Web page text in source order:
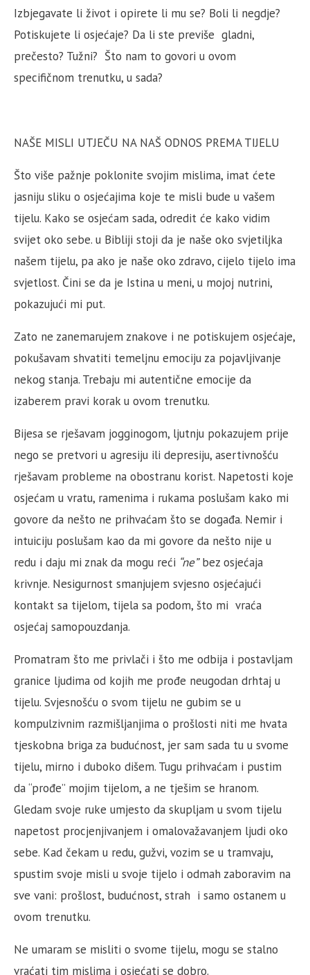
Izbjegavate li život i opirete li mu se? Boli li negdje?
Potiskujete li osjećaje? Da li ste previše gladni,
prečesto? Tužni? Što nam to govori u ovom
specifičnom trenutku, u sada?
NAŠE MISLI UTJEČU NA NAŠ ODNOS PREMA TIJELU
Što više pažnje poklonite svojim mislima, imat ćete
jasniju sliku o osjećajima koje te misli bude u vašem
tijelu. Kako se osjećam sada, odredit će kako vidim
svijet oko sebe. u Bibliji stoji da je naše oko svjetiljka
našem tijelu, pa ako je naše oko zdravo, cijelo tijelo ima
svjetlost. Čini se da je Istina u meni, u mojoj nutrini,
pokazujući mi put.
Zato ne zanemarujem znakove i ne potiskujem osjećaje,
pokušavam shvatiti temeljnu emociju za pojavljivanje
nekog stanja. Trebaju mi autentične emocije da
izaberem pravi korak u ovom trenutku.
Bijesa se rješavam jogginogom, ljutnju pokazujem prije
nego se pretvori u agresiju ili depresiju, asertivnošću
rješavam probleme na obostranu korist. Napetosti koje
osjećam u vratu, ramenima i rukama poslušam kako mi
govore da nešto ne prihvaćam što se događa. Nemir i
intuiciju poslušam kao da mi govore da nešto nije u
redu i daju mi znak da mogu reći “ne”bez osjećaja
krivnje. Nesigurnost smanjujem svjesno osjećajući
kontakt sa tijelom, tijela sa podom, što mi vraća
osjećaj samopouzdanja.
Promatram što me privlači i što me odbija i postavljam
granice ljudima od kojih me prođe neugodan drhtaj u
tijelu. Svjesnošću o svom tijelu ne gubim se u
kompulzivnim razmišljanjima o prošlosti niti me hvata
tjeskobna briga za budućnost, jer sam sada tu u svome
tijelu, mirno i duboko dišem. Tugu prihvaćam i pustim
da “prođe” mojim tijelom, a ne tješim se hranom.
Gledam svoje ruke umjesto da skupljam u svom tijelu
napetost procjenjivanjem i omalovažavanjem ljudi oko
sebe. Kad čekam u redu, gužvi, vozim se u tramvaju,
spustim svoje misli u svoje tijelo i odmah zaboravim na
sve vani: prošlost, budućnost, strah i samo ostanem u
ovom trenutku.
Ne umaram se misliti o svome tijelu, mogu se stalno
vraćati tim mislima i osjećati se dobro.